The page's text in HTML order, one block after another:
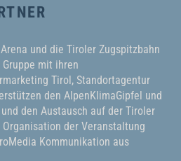
und die Tiroler Zugspitzbahn
mit ihren
Tirol, Standortagentur
den AlpenKlimaGipfel und
den Austausch auf der Tiroler
der Veranstaltung
Kommunikation aus